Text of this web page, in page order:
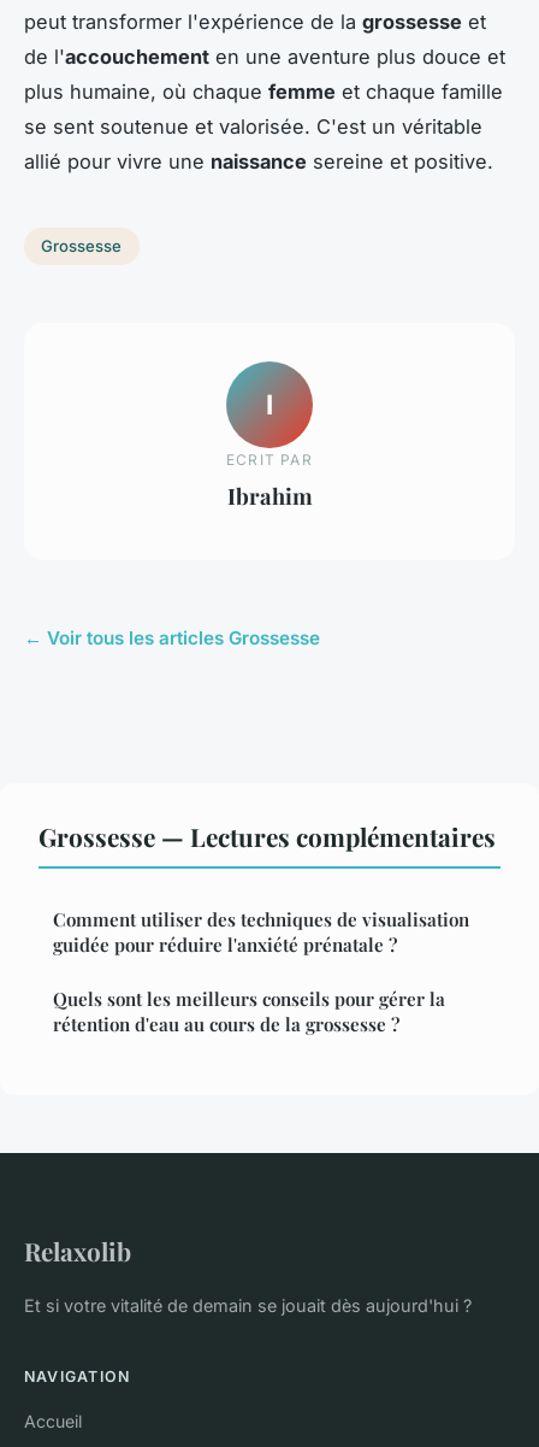
peut transformer l'expérience de la grossesse et
de l'accouchement en une aventure plus douce et
plus humaine, où chaque femme et chaque famille
se sent soutenue et valorisée. C'est un véritable
allié pour vivre une naissance sereine et positive.
Grossesse
I
ECRIT PAR
Ibrahim
← Voir tous les articles Grossesse
Grossesse — Lectures complémentaires
Comment utiliser des techniques de visualisation
guidée pour réduire l'anxiété prénatale ?
Quels sont les meilleurs conseils pour gérer la
rétention d'eau au cours de la grossesse ?
Relaxolib
Et si votre vitalité de demain se jouait dès aujourd'hui ?
NAVIGATION
Accueil